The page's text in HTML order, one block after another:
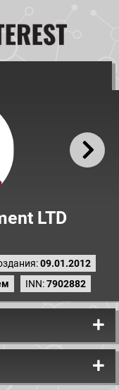
LTD
09.01.2012
INN:7902882